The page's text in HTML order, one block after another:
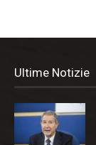
Ultime Notizie